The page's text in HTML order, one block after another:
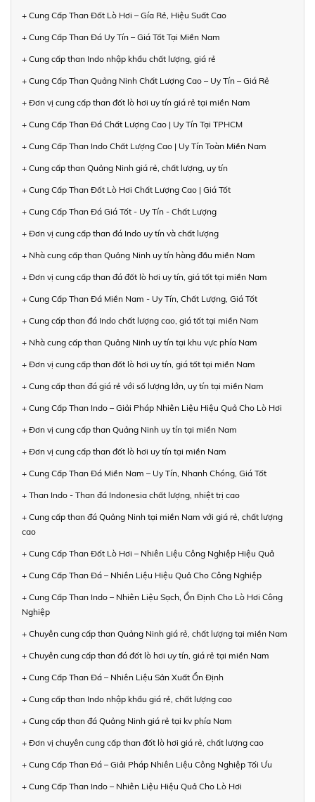
+ Cung Cấp Than Đốt Lò Hơi – Gía Rẻ, Hiệu Suất Cao
+ Cung Cấp Than Đá Uy Tín – Giá Tốt Tại Miền Nam
+ Cung cấp than Indo nhập khẩu chất lượng, giá rẻ
+ Cung Cấp Than Quảng Ninh Chất Lượng Cao – Uy Tín – Giá Rẻ
+ Đơn vị cung cấp than đốt lò hơi uy tín giá rẻ tại miền Nam
+ Cung Cấp Than Đá Chất Lượng Cao | Uy Tín Tại TPHCM
+ Cung Cấp Than Indo Chất Lượng Cao | Uy Tín Toàn Miền Nam
+ Cung cấp than Quảng Ninh giá rẻ, chất lượng, uy tín
+ Cung Cấp Than Đốt Lò Hơi Chất Lượng Cao | Giá Tốt
+ Cung Cấp Than Đá Giá Tốt - Uy Tín - Chất Lượng
+ Đơn vị cung cấp than đá Indo uy tín và chất lượng
+ Nhà cung cấp than Quảng Ninh uy tín hàng đầu miền Nam
+ Đơn vị cung cấp than đá đốt lò hơi uy tín, giá tốt tại miền Nam
+ Cung Cấp Than Đá Miền Nam - Uy Tín, Chất Lượng, Giá Tốt
+ Cung cấp than đá Indo chất lượng cao, giá tốt tại miền Nam
+ Nhà cung cấp than Quảng Ninh uy tín tại khu vực phía Nam
+ Đơn vị cung cấp than đốt lò hơi uy tín, giá tốt tại miền Nam
+ Cung cấp than đá giá rẻ với số lượng lớn, uy tín tại miền Nam
+ Cung Cấp Than Indo – Giải Pháp Nhiên Liệu Hiệu Quả Cho Lò Hơi
+ Đơn vị cung cấp than Quảng Ninh uy tín tại miền Nam
+ Đơn vị cung cấp than đốt lò hơi uy tín tại miền Nam
+ Cung Cấp Than Đá Miền Nam – Uy Tín, Nhanh Chóng, Giá Tốt
+ Than Indo - Than đá Indonesia chất lượng, nhiệt trị cao
+ Cung cấp than đá Quảng Ninh tại miền Nam với giá rẻ, chất lượng
cao
+ Cung Cấp Than Đốt Lò Hơi – Nhiên Liệu Công Nghiệp Hiệu Quả
+ Cung Cấp Than Đá – Nhiên Liệu Hiệu Quả Cho Công Nghiệp
+ Cung Cấp Than Indo – Nhiên Liệu Sạch, Ổn Định Cho Lò Hơi Công
Nghiệp
+ Chuyên cung cấp than Quảng Ninh giá rẻ, chất lượng tại miền Nam
+ Chuyên cung cấp than đá đốt lò hơi uy tín, giá rẻ tại miền Nam
+ Cung Cấp Than Đá – Nhiên Liệu Sản Xuất Ổn Định
+ Cung cấp than Indo nhập khẩu giá rẻ, chất lượng cao
+ Cung cấp than đá Quảng Ninh giá rẻ tại kv phía Nam
+ Đơn vị chuyên cung cấp than đốt lò hơi giá rẻ, chất lượng cao
+ Cung Cấp Than Đá – Giải Pháp Nhiên Liệu Công Nghiệp Tối Ưu
+ Cung Cấp Than Indo – Nhiên Liệu Hiệu Quả Cho Lò Hơi